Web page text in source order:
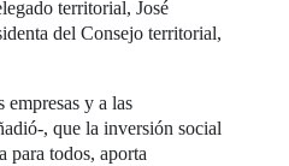
territorial, José
del Consejo territorial,
empresas y a las
, que la inversión social
para todos, aporta